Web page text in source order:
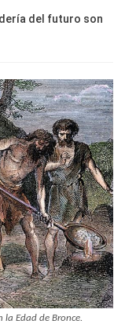
del futuro son
la Edad de Bronce.